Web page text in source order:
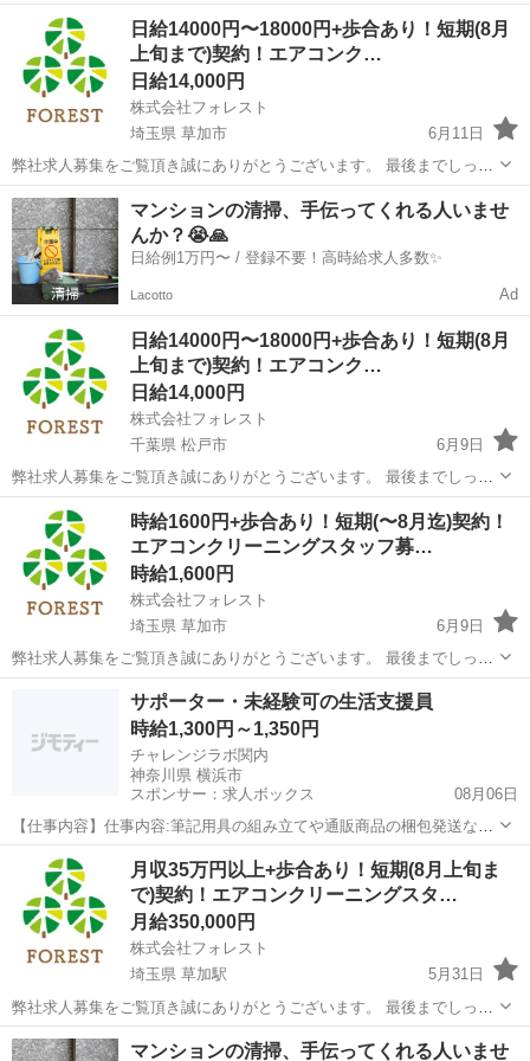
月/火/水/木/金/土/日 などから選べます [勤務地・最寄駅]： 群馬県利根
郡みなかみ町湯原551（大江戸温泉物語Pr...
群馬 利根郡 清掃
日給14000円〜18000円+歩合あり！短期(8月
上旬まで)契約！エアコンク…
日給14,000円
株式会社フォレスト
埼玉県 草加市
6月11日
弊社求人募集をご覧頂き誠にありがとうございます。 最後までしっか
りお読み頂いた上でのご応募をお待ちしております。 ☆〜8月上旬ま
でのお仕事☆ ☆経験不問、女性スタッフも活躍中 ☆20代〜40代活躍
中 ☆施工方法...
埼玉 草加市 エアコンクリーニングスタッフ
マンションの清掃、手伝ってくれる人いませ
んか？😭🙏
日給例1万円〜 / 登録不要！高時給求人多数✨
Lacotto Ad
日給14000円〜18000円+歩合あり！短期(8月
上旬まで)契約！エアコンク…
日給14,000円
株式会社フォレスト
千葉県 松戸市
6月9日
弊社求人募集をご覧頂き誠にありがとうございます。 最後までしっか
りお読み頂いた上でのご応募をお待ちしております。 ☆〜8月上旬ま
でのお仕事☆ ☆経験不問、女性スタッフも活躍中 ☆20代〜40代活躍
中 ☆施工方法...
千葉 松戸市 清掃 エアコンクリーニングスタッフ
時給1600円+歩合あり！短期(〜8月迄)契約！
エアコンクリーニングスタッフ募…
時給1,600円
株式会社フォレスト
埼玉県 草加市
6月9日
弊社求人募集をご覧頂き誠にありがとうございます。 最後までしっか
りお読み頂いた上でのご応募をお待ちしております。 ☆〜8月上旬ま
でのお仕事☆ ☆経験不問、女性スタッフも活躍中 ☆20代〜40代活躍
中 ☆施工方法...
清掃 時給
サポーター・未経験可の生活支援員
時給1,300円～1,350円
チャレンジラボ関内
神奈川県 横浜市
スポンサー：求人ボックス
08月06日
【仕事内容】仕事内容:筆記用具の組み立てや通販商品の梱包発送など
の軽作業管理、外部作業ではハウスクリーニングやエアコン分解洗浄
などが中心となります。 スタッフ(利用者)を乗せて送迎をする必要が
あるため、車の運転が可能な方を優遇致し...
アルバイト・パート
月収35万円以上+歩合あり！短期(8月上旬ま
で)契約！エアコンクリーニングスタ…
月給350,000円
株式会社フォレスト
埼玉県 草加駅
5月31日
弊社求人募集をご覧頂き誠にありがとうございます。 最後までしっか
りお読み頂いた上でのご応募をお待ちしております。 ☆〜8月上旬ま
でのお仕事☆ ☆経験不問、女性スタッフも活躍中 ☆20代〜40代活躍
埼玉 草加市 清掃
マンションの清掃、手伝ってくれる人いませ